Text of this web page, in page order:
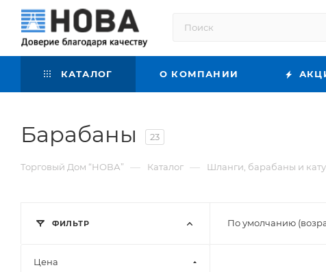
КАТАЛОГ О КОМПАНИИ
Барабаны 23
Торговый Дом “НОВА” — Каталог — Шланги, барабаны и
По умолчанию
ФИЛЬТР
Цена